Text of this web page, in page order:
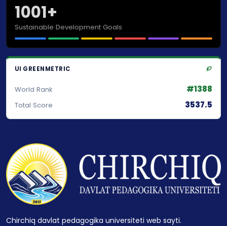
1001+
Sustainable Development Goals
UI GREENMETRIC
World Rank #1388
Total Score 3537.5
Chirchiq davlat pedagogika universiteti web sayti.